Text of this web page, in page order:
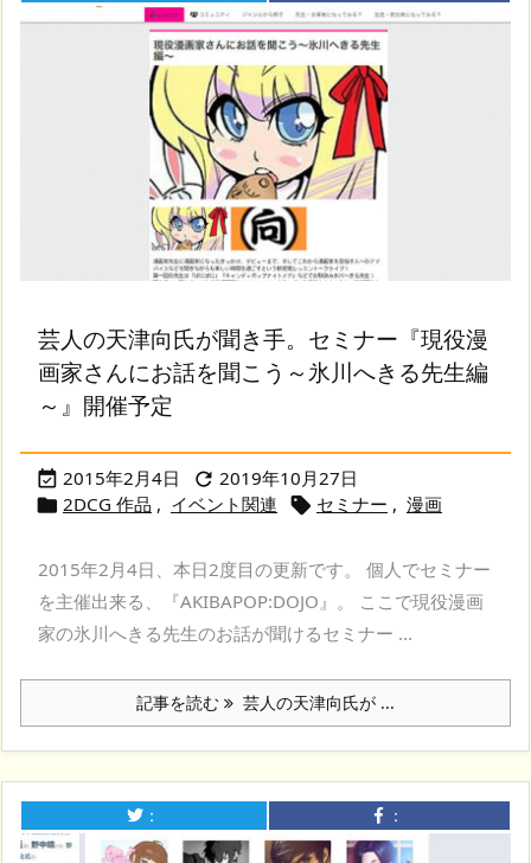
芸人の天津向氏が聞き手。セミナー『現役漫
画家さんにお話を聞こう～氷川へきる先生編
～』開催予定
 2015年2月4日  2019年10月27日
 2DCG 作品 , イベント関連  セミナー , 漫画
2015年2月4日、本日2度目の更新です。 個人でセミナー
を主催出来る、『AKIBAPOP:DOJO』。 ここで現役漫画
家の氷川へきる先生のお話が聞けるセミナー ...
記事を読む 芸人の天津向氏が ...
： ：